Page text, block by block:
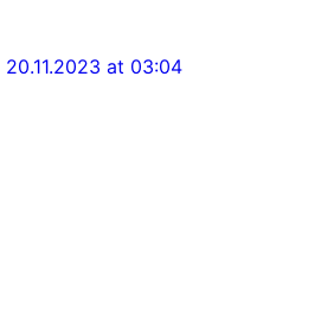
20.11.2023 at 03:04